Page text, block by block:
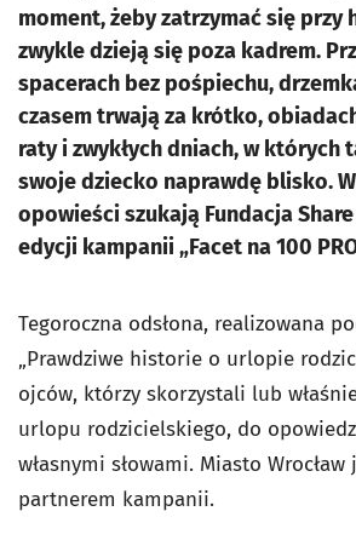
moment, żeby zatrzymać się
zwykle dzieją się poza kadrem.
spacerach bez pośpiechu,
czasem trwają za krótko,
raty i zwykłych dniach, w których
swoje dziecko naprawdę blisko.
opowieści szukają Fundacja Share
edycji kampanii „Facet na 100
Tegoroczna odsłona, realizowana
„Prawdziwe historie o urlopie
ojców, którzy skorzystali lub
urlopu rodzicielskiego, do
własnymi słowami. Miasto
partnerem kampanii.